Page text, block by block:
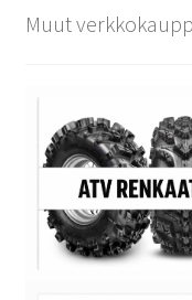
Muut